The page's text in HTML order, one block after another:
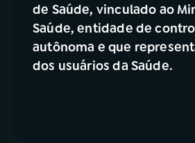
TikTok
de Saúde, vinculado ao
Saúde, entidade de
autônoma e que
dos usuários da Saúde.